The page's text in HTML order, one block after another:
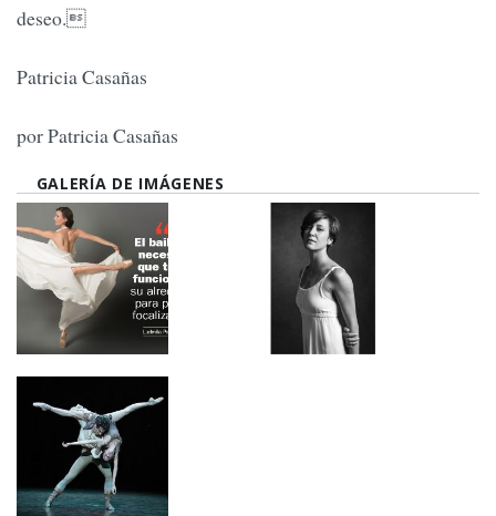
deseo.
Patricia Casañas
por Patricia Casañas
GALERÍA DE IMÁGENES